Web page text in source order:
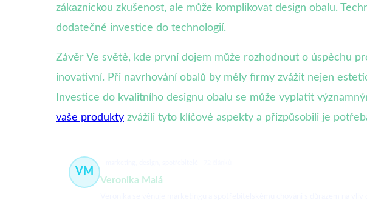
zákaznickou zkušenost, ale může komplikovat design obalu.
dodatečné investice do technologií.
Závěr Ve světě, kde první dojem může rozhodnout o úspěchu
inovativní. Při navrhování obalů by měly firmy zvážit nejen
Investice do kvalitního designu obalu se může vyplatit
vaše produkty zvážili tyto klíčové aspekty a přizpůsobili je
VM
Veronika Malá